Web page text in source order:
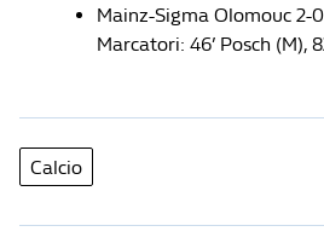
Mainz-Sigma Olomouc 2-
Marcatori: 46’ Posch (M),
Calcio